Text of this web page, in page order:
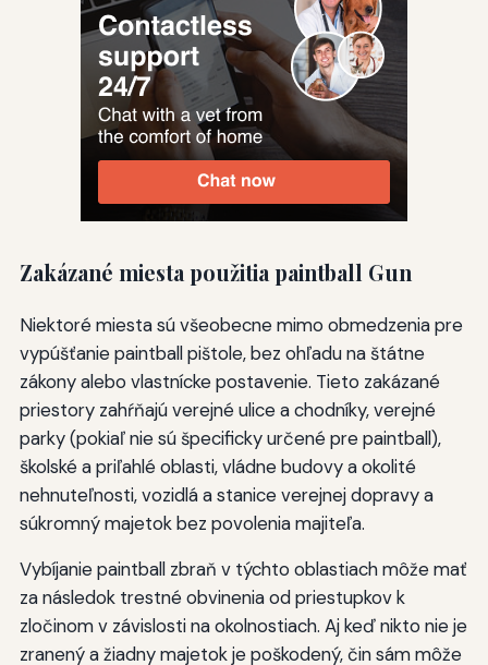
Zakázané miesta použitia paintball Gun
Niektoré miesta sú všeobecne mimo obmedzenia pre
vypúšťanie paintball pištole, bez ohľadu na štátne
zákony alebo vlastnícke postavenie. Tieto zakázané
priestory zahŕňajú verejné ulice a chodníky, verejné
parky (pokiaľ nie sú špecificky určené pre paintball),
školské a priľahlé oblasti, vládne budovy a okolité
nehnuteľnosti, vozidlá a stanice verejnej dopravy a
súkromný majetok bez povolenia majiteľa.
Vybíjanie paintball zbraň v týchto oblastiach môže mať
za následok trestné obvinenia od priestupkov k
zločinom v závislosti na okolnostiach. Aj keď nikto nie je
zranený a žiadny majetok je poškodený, čin sám môže